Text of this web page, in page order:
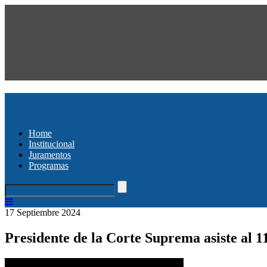
Home
Institucional
Juramentos
Programas
17 Septiembre 2024
Presidente de la Corte Suprema asiste al